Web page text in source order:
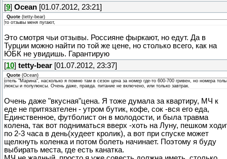
[9] Ocean [01.07.2012, 23:21]
Quote (tetty-bear)
то отзывы меня пугают,
Это смотря чьи отзывы. Россияне фыркают, но едут. Да в
Турции можно найти по той же цене, но столько всего, как на
ЮБК не увидишь. Гарантирую
[10] tetty-bear [01.07.2012, 23:37]
Quote (Ocean)
отель "Марина", насколько я помню там в сезон цена за номер где-то 600-700 гривен, но номера
люксы и полулюксы. Очень даже, правда. питание не включено, или только завтрак.
Очень даже "вкусная"цена. Я тоже думала за квартиру, МЧ к
еде не притязателен - утром бутик, кофе, сок -вся его еда,
Единственное, футболист он в молодости, и была травма
колена, так вот подниматься вверх -хоть на Луну, пешком
по 2-3 часа в день(худеет кролик), а вот при спуске может
щелкнуть коленка и потом болеть начинает. Поэтому я буду
выбирать места, где есть канатка.